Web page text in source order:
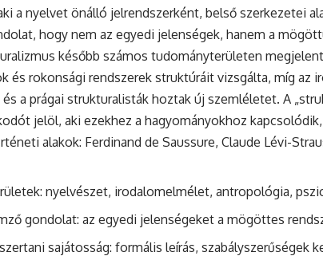
a nyelvet önálló jelrendszerként, belső szerkezetei
hogy nem az egyedi jelenségek, hanem a
később számos tudományterületen
és rokonsági rendszerek struktúráit vizsgálta, míg az
és a prágai strukturalisták hoztak új szemléletet. A
jelöl, aki ezekhez a hagyományokhoz
alakok: Ferdinand de Saussure, Claude Lévi-
nyelvészet, irodalomelmélet, antropológia,
gondolat: az egyedi jelenségeket a mögöttes
sajátosság: formális leírás, szabályszerűségek